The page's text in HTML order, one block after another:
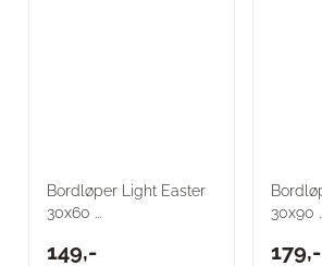
Bordløper Light Easter
30x60 ...
149,-
30x90 ...
179,-